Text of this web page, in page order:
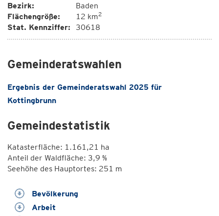
Bezirk:
Baden
Flächengröße:
12 km2
Stat. Kennziffer: 30618
Gemeinderatswahlen
Ergebnis der Gemeinderatswahl 2025 für
Kottingbrunn
Gemeindestatistik
Katasterfläche: 1.161,21 ha
Anteil der Waldfläche: 3,9 %
Seehöhe des Hauptortes: 251 m
Bevölkerung
Arbeit